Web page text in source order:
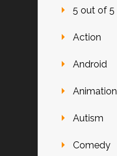
5 out of 5
Action
Android
Animation
Autism
Comedy